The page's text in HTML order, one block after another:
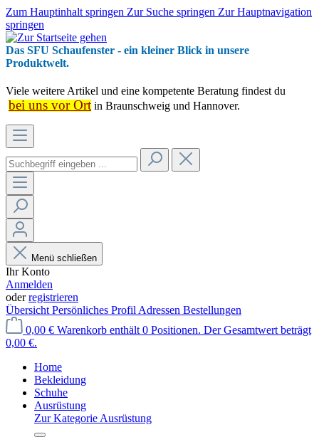
Zum Hauptinhalt springen Zur Suche springen Zur Hauptnavigation
springen
Das SFU Schaufenster - ein kleiner Blick in unsere
Produktwelt.
Viele weitere Artikel und eine kompetente Beratung findest du
bei uns vor Ort in Braunschweig und Hannover.
Menü schließen
Ihr Konto
Anmelden
oderregistrieren
Übersicht Persönliches Profil Adressen Bestellungen
0,00 € Warenkorb enthält 0 Positionen. Der Gesamtwert beträgt
0,00 €.
Home
Bekleidung
Schuhe
Ausrüstung
Zur Kategorie Ausrüstung